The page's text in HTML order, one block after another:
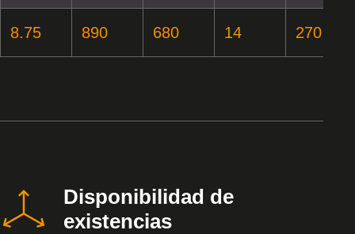
8.75 890 680 14 270
Disponibilidad de
existencias